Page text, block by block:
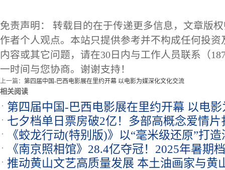
免责声明： 转载目的在于传递更多信息，文章版
作者个人观点。本站只提供参考并不构成任何投
内容或其它问题，请在30日内与工作人员联系（
一时间与您协商。谢谢支持！
上一篇： 第四届中国-巴西电影展在里约开幕 以电影为媒深化文化交流
相关阅读
第四届中国-巴西电影展在里约开幕 以电
七夕档单日票房破2亿！多部高概念爱情片
《蛟龙行动(特别版)》以“毫米级还原”打
《南京照相馆》28.4亿夺冠！2025年暑期
推动黄山文艺高质量发展 本土油画家与黄